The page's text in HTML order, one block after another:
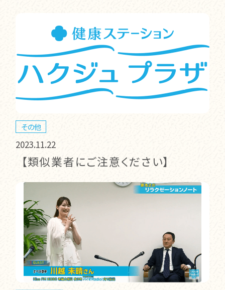
その他
2023.11.22
【類似業者にご注意ください】